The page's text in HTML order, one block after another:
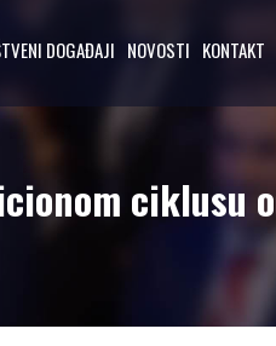
DOGAĐAJI NOVOSTI KONTAKT
ciklusu